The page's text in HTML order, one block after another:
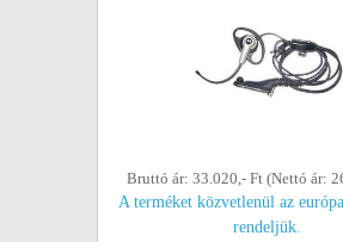
Bruttó ár: 33.020,- Ft (Nettó ár:
A terméket közvetlenül az
rendeljük.